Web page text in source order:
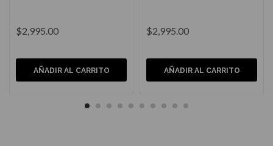
$2,995.00
AÑADIR AL CARRITO
$2,995.00
AÑADIR AL CARRITO